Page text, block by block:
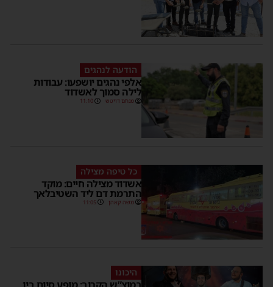
הודעה לנהגים
אלפי נהגים יושפעו: עבודות
לילה סמוך לאשדוד
מנחם דויטש 11:10
כל טיפה מצילה
אשדוד מצילה חיים: מוקד
התרמת דם ליד השטיבלאך
משה קאהן 11:05
היכונו